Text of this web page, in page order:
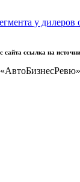
у дилеров
ссылка на